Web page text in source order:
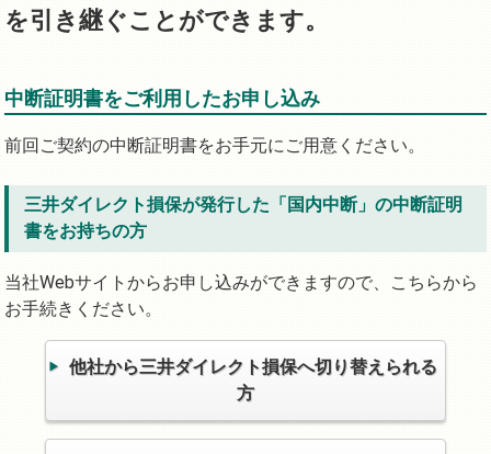
を引き継ぐことができます。
中断証明書をご利用したお申し込み
前回ご契約の中断証明書をお手元にご用意ください。
三井ダイレクト損保が発行した「国内中断」の中断証明
書をお持ちの方
当社Webサイトからお申し込みができますので、こちらから
お手続きください。
他社から三井ダイレクト損保へ切り替えられる
方